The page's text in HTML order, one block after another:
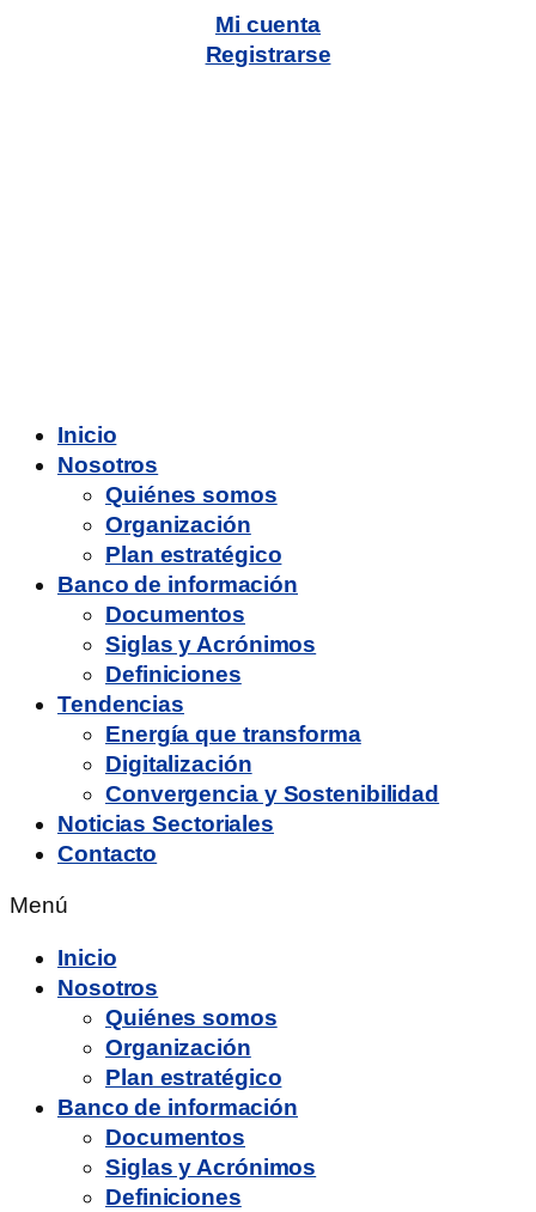
Mi cuenta
Registrarse
Inicio
Nosotros
Quiénes somos
Organización
Plan estratégico
Banco de información
Documentos
Siglas y Acrónimos
Definiciones
Tendencias
Energía que transforma
Digitalización
Convergencia y Sostenibilidad
Noticias Sectoriales
Contacto
Menú
Inicio
Nosotros
Quiénes somos
Organización
Plan estratégico
Banco de información
Documentos
Siglas y Acrónimos
Definiciones